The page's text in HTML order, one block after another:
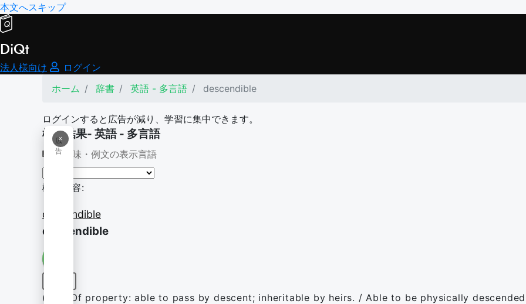
本文へスキップ
DiQt
法人様向け
ログイン
ホーム
辞書 英語 - 多言語 descendible
ログインすると広告が減り、学習に集中できます。
×
広
告
検索結果- 英語 - 多言語
意味・例文の表示言語
検索内容:
descendible
descendible
(law) Of property: able to pass by descent; inheritable by heirs. / Able to be physically